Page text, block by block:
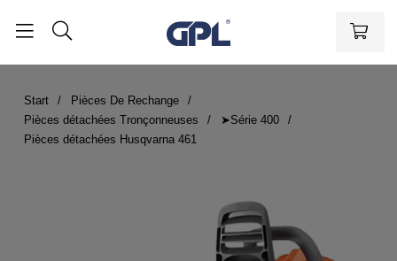
Start
Pièces De Rechange
Pièces détachées Tronçonneuses
➤Série 400
Pièces détachées Husqvarna 461